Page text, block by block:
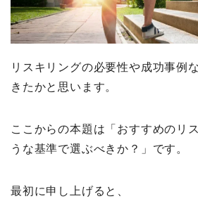
リスキリングの必要性や成功事例
きたかと思います。
ここからの本題は「おすすめのリ
うな基準で選ぶべきか？」です。
最初に申し上げると、